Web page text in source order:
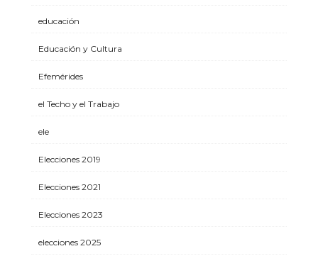
educación
Educación y Cultura
Efemérides
el Techo y el Trabajo
ele
Elecciones 2019
Elecciones 2021
Elecciones 2023
elecciones 2025